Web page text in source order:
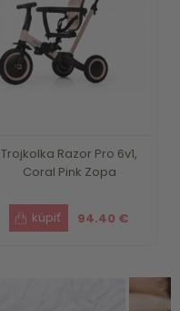
Trojkolka Razor Pro 6v1,
Coral Pink Zopa
94.40 €